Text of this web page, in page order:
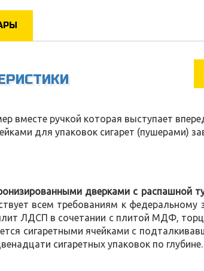
вместе ручкой которая выступает
для упаковок сигарет (пушерами)
дверками с распашной
всем требованиям к федеральному
ЛДСП в сочетании с плитой МДФ,
сигаретными ячейками с
сигаретных упаковок по глубине.